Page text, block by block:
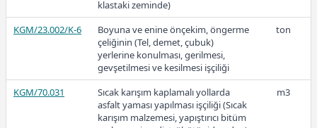
2017
38,96
klastaki zeminde)
KGM/23.002/K-6
Boyuna ve enine önçekim, öngerme
çeliğinin (Tel, demet, çubuk)
yerlerine konulması, gerilmesi,
gevşetilmesi ve kesilmesi işçiliği
ton
KGM/70.031
Sıcak karışım kaplamalı yollarda
asfalt yaması yapılması işçiliği (Sıcak
karışım malzemesi, yapıştırıcı bitüm
m3